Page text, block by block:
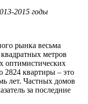
2015 годы
рынка весьма
метров
оптимистических
2824 квартиры – это
лет. Частных домов
за последние